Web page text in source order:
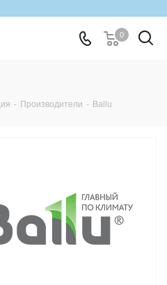
0
- Производители - Ballu